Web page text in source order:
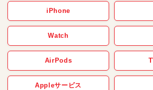
iPhone
Watch
AirPods
Appleサービス